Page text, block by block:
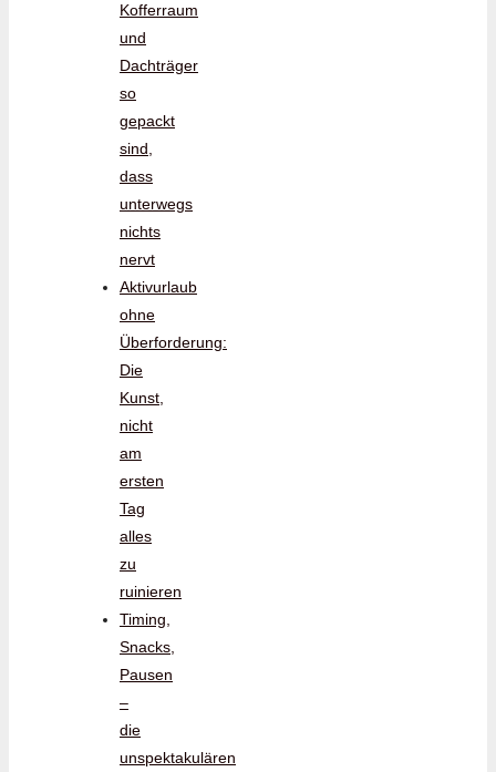
Kofferraum
und
Dachträger
so
gepackt
sind,
dass
unterwegs
nichts
nervt
Aktivurlaub
ohne
Überforderung:
Die
Kunst,
nicht
am
ersten
Tag
alles
zu
ruinieren
Timing,
Snacks,
Pausen
–
die
unspektakulären